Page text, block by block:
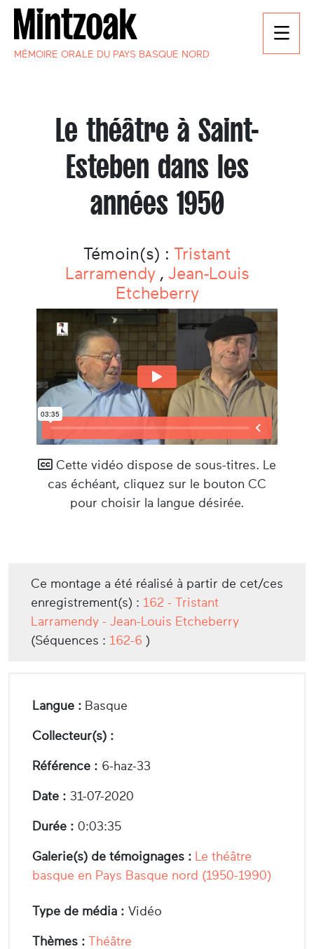
MÉMOIRE ORALE DU PAYS BASQUE NORD
Le théâtre à Saint-
Esteben dans les
années 1950
Témoin(s) : Tristant
Larramendy , Jean-Louis
Etcheberry
Cette vidéo dispose de sous-titres. Le
cas échéant, cliquez sur le bouton CC
pour choisir la langue désirée.
Ce montage a été réalisé à partir de cet/ces
enregistrement(s) : 162 - Tristant
Larramendy - Jean-Louis Etcheberry
(Séquences : 162-6 )
Langue : Basque
Collecteur(s) :
Référence : 6-haz-33
Date : 31-07-2020
Durée : 0:03:35
Galerie(s) de témoignages : Le théâtre
basque en Pays Basque nord (1950-1990)
Type de média : Vidéo
Thèmes : Théâtre